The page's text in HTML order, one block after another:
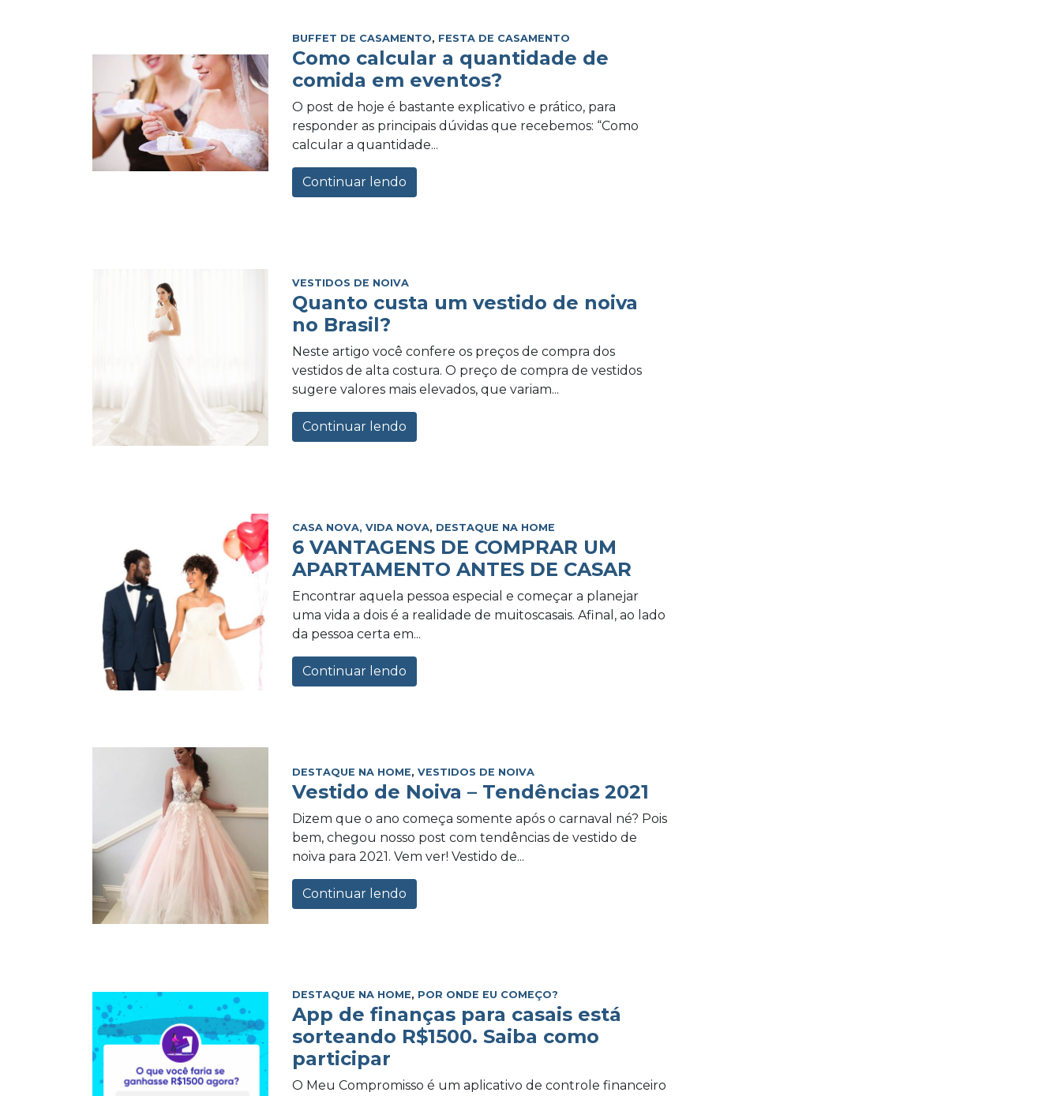
BUFFET DE CASAMENTO, FESTA DE CASAMENTO
Como calcular a quantidade de
comida em eventos?
O post de hoje é bastante explicativo e prático, para
responder as principais dúvidas que recebemos: “Como
calcular a quantidade...
Continuar lendo
VESTIDOS DE NOIVA
Quanto custa um vestido de noiva
no Brasil?
Neste artigo você confere os preços de compra dos
vestidos de alta costura. O preço de compra de vestidos
sugere valores mais elevados, que variam...
Continuar lendo
CASA NOVA, VIDA NOVA, DESTAQUE NA HOME
6 VANTAGENS DE COMPRAR UM
APARTAMENTO ANTES DE CASAR
Encontrar aquela pessoa especial e começar a planejar
uma vida a dois é a realidade de muitoscasais. Afinal, ao lado
da pessoa certa em...
Continuar lendo
DESTAQUE NA HOME,VESTIDOS DE NOIVA
Vestido de Noiva – Tendências 2021
Dizem que o ano começa somente após o carnaval né? Pois
bem, chegou nosso post com tendências de vestido de
noiva para 2021. Vem ver! Vestido de...
Continuar lendo
DESTAQUE NA HOME, POR ONDE EU COMEÇO?
App de finanças para casais está
sorteando R$1500. Saiba como
participar
O Meu Compromisso é um aplicativo de controle financeiro